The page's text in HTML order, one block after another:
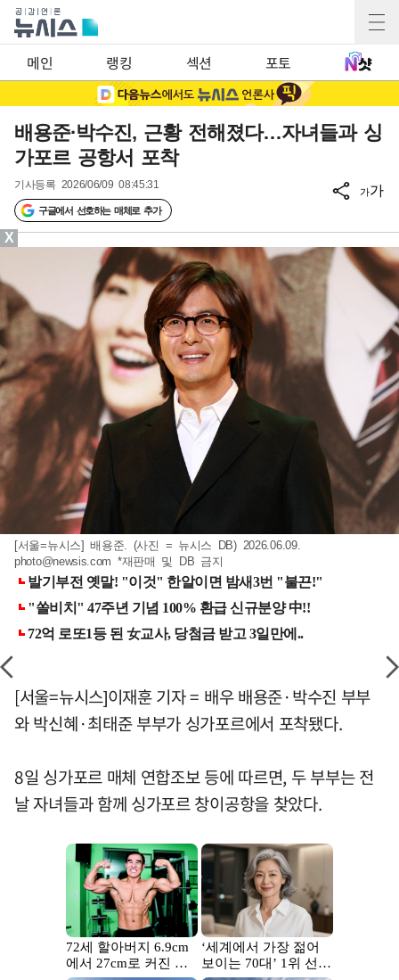
메인 랭킹 섹션 포토
배용준·박수진, 근황 전해졌다…자녀들과 싱
가포르 공항서 포착
기사등록 2026/06/09 08:45:31
구글에서 선호하는 매체로 추가
가가
[서울=뉴시스] 배용준. (사진 = 뉴시스 DB) 2026.06.09.
photo@newsis.com *재판매 및 DB 금지
[서울=뉴시스]이재훈 기자 = 배우 배용준·박수진 부부
와 박신혜·최태준 부부가 싱가포르에서 포착됐다.
8일 싱가포르 매체 연합조보 등에 따르면, 두 부부는 전
날 자녀들과 함께 싱가포르 창이공항을 찾았다.
X